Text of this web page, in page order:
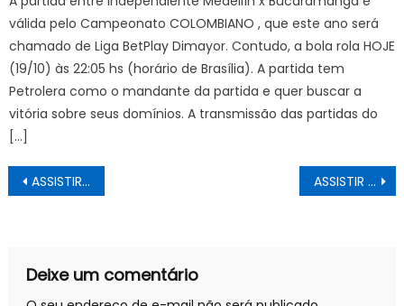
válida pelo Campeonato COLOMBIANO , que este ano será
chamado de Liga BetPlay Dimayor. Contudo, a bola rola HOJE
(19/10) às 22:05 hs (horário de Brasília). A partida tem
Petrolera como o mandante da partida e quer buscar a
vitória sobre seus domínios. A transmissão das partidas do
[…]
Navegação
de
ASSISTIR AO VIVO Santos x Fluminense pelo Campeonato Brasileiro série A, DOMINGO (21/02), ESCALAÇÕES e Horário ASSISTIR AO VIVO Coritiba x Ceará na TV e online pelo Campeonato Brasileiro série A, SÁBADO (20/02), ESCALAÇÕES
Deixe um comentário